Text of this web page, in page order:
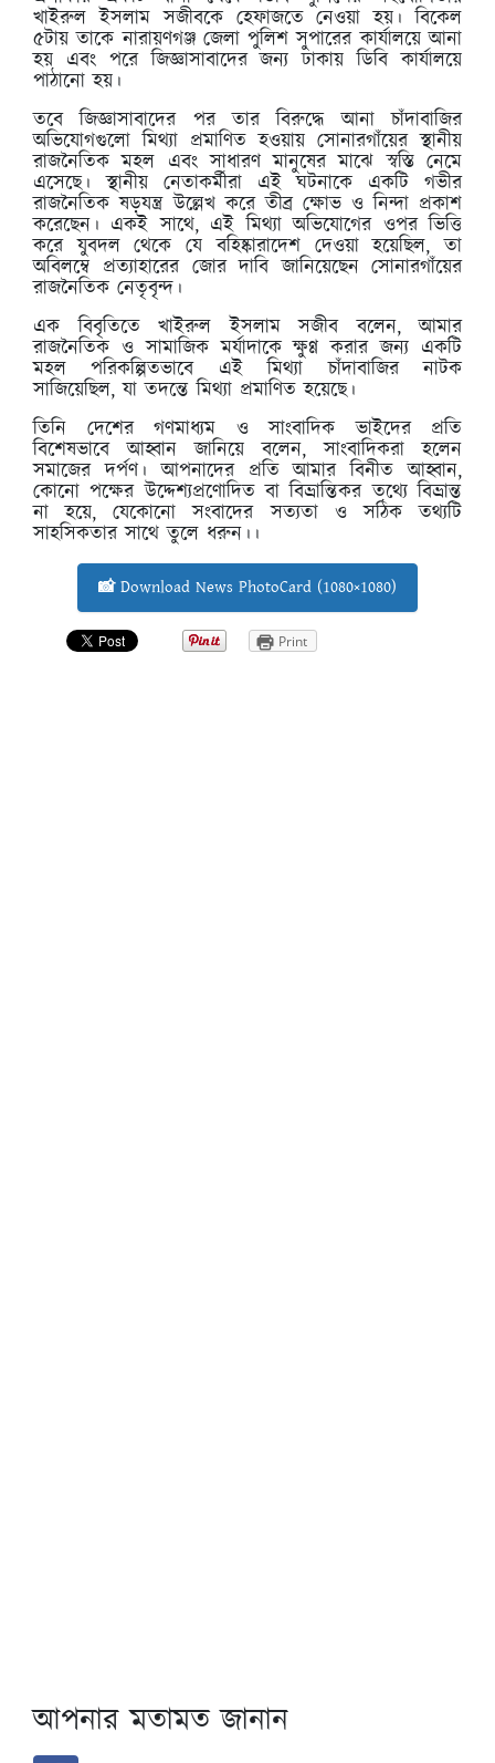
খাইরুল ইসলাম সজীবকে হেফাজতে নেওয়া হয়। বিকেল
৫টায় তাকে নারায়ণগঞ্জ জেলা পুলিশ সুপারের কার্যালয়ে আনা
হয় এবং পরে জিজ্ঞাসাবাদের জন্য ঢাকায় ডিবি কার্যালয়ে
পাঠানো হয়।
তবে জিজ্ঞাসাবাদের পর তার বিরুদ্ধে আনা চাঁদাবাজির
অভিযোগগুলো মিথ্যা প্রমাণিত হওয়ায় সোনারগাঁয়ের স্থানীয়
রাজনৈতিক মহল এবং সাধারণ মানুষের মাঝে স্বস্তি নেমে
এসেছে। স্থানীয় নেতাকর্মীরা এই ঘটনাকে একটি গভীর
রাজনৈতিক ষড়যন্ত্র উল্লেখ করে তীব্র ক্ষোভ ও নিন্দা প্রকাশ
করেছেন। একই সাথে, এই মিথ্যা অভিযোগের ওপর ভিত্তি
করে যুবদল থেকে যে বহিষ্কারাদেশ দেওয়া হয়েছিল, তা
অবিলম্বে প্রত্যাহারের জোর দাবি জানিয়েছেন সোনারগাঁয়ের
রাজনৈতিক নেতৃবৃন্দ।
এক বিবৃতিতে খাইরুল ইসলাম সজীব বলেন, আমার
রাজনৈতিক ও সামাজিক মর্যাদাকে ক্ষুণ্ণ করার জন্য একটি
মহল পরিকল্পিতভাবে এই মিথ্যা চাঁদাবাজির নাটক
সাজিয়েছিল, যা তদন্তে মিথ্যা প্রমাণিত হয়েছে।
তিনি দেশের গণমাধ্যম ও সাংবাদিক ভাইদের প্রতি
বিশেষভাবে আহ্বান জানিয়ে বলেন, সাংবাদিকরা হলেন
সমাজের দর্পণ। আপনাদের প্রতি আমার বিনীত আহ্বান,
কোনো পক্ষের উদ্দেশ্যপ্রণোদিত বা বিভ্রান্তিকর তথ্যে বিভ্রান্ত
না হয়ে, যেকোনো সংবাদের সত্যতা ও সঠিক তথ্যটি
সাহসিকতার সাথে তুলে ধরুন।।
📸 Download News PhotoCard (1080×1080)
Print
আপনার মতামত জানান